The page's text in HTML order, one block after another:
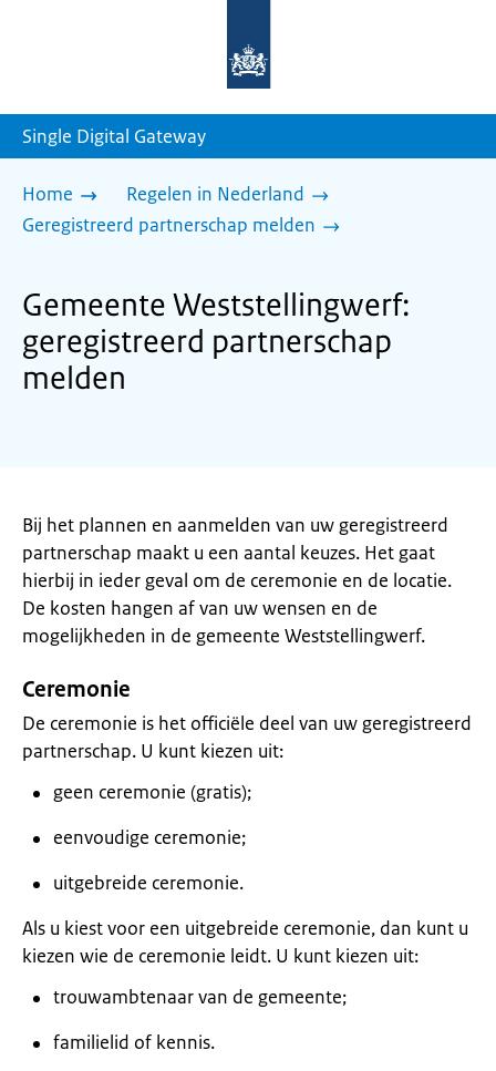
homepage
Single Digital Gateway
Home
Regelen in Nederland
Geregistreerd partnerschap melden
Gemeente Weststellingwerf:
geregistreerd partnerschap
melden
Bij het plannen en aanmelden van uw geregistreerd
partnerschap maakt u een aantal keuzes. Het gaat
hierbij in ieder geval om de ceremonie en de locatie.
De kosten hangen af van uw wensen en de
mogelijkheden in de gemeente Weststellingwerf.
Ceremonie
De ceremonie is het officiële deel van uw geregistreerd
partnerschap. U kunt kiezen uit:
geen ceremonie (gratis);
eenvoudige ceremonie;
uitgebreide ceremonie.
Als u kiest voor een uitgebreide ceremonie, dan kunt u
kiezen wie de ceremonie leidt. U kunt kiezen uit:
trouwambtenaar van de gemeente;
familielid of kennis.